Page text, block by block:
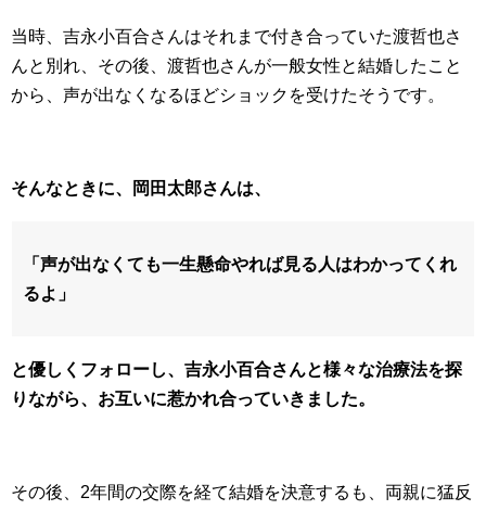
当時、吉永小百合さんはそれまで付き合っていた渡哲也さ
んと別れ、その後、渡哲也さんが一般女性と結婚したこと
から、声が出なくなるほどショックを受けたそうです。
そんなときに、岡田太郎さんは、
「声が出なくても一生懸命やれば見る人はわかってくれ
るよ」
と優しくフォローし、吉永小百合さんと様々な治療法を探
りながら、お互いに惹かれ合っていきました。
その後、2年間の交際を経て結婚を決意するも、両親に猛反